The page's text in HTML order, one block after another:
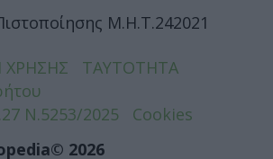
Μ.Η.Τ.242021
ΧΡΗΣΗΣ
ΤΑΥΤΟΤΗΤΑ
Ν.5253/2025
Cookies
2026